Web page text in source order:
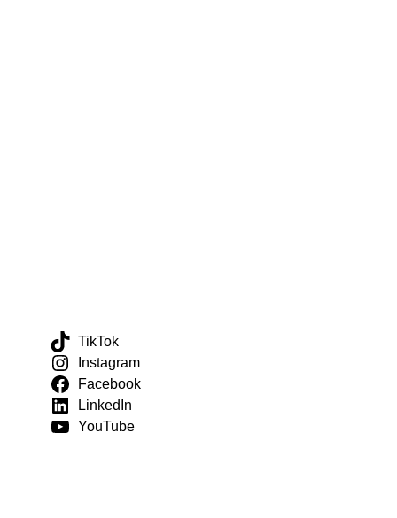
TikTok
Instagram
Facebook
LinkedIn
YouTube